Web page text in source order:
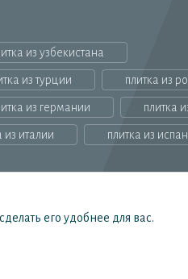
из узбекистана
из турции плитка из
из германии плитка
из италии плитка из
положениями
его удобнее для вас.